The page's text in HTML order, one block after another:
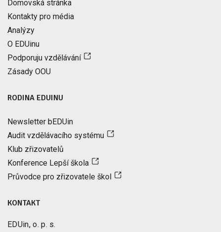
Domovská stránka
Kontakty pro média
Analýzy
O EDUinu
Podporuju vzdělávání
Zásady OOU
RODINA EDUINU
Newsletter bEDUin
Audit vzdělávacího systému
Klub zřizovatelů
Konference Lepší škola
Průvodce pro zřizovatele škol
KONTAKT
EDUin, o. p. s.